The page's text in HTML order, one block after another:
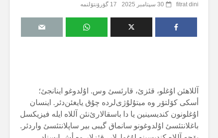
fitrat dini 30 سپتامبر 2025 17 گؤرۆنتۆلنمە
آللاهئن اۇغلو، قئزئ، قارئسئ وس. اۇلدوغو اینانجئ؛
أسکی کۆلتۆر وە میتۇلۇژی‌لردە چۇق یایغئن‌دئر. اینسان
اۇغلونون کندیسینین یا دا باسقالارئ‌نئن آللاە ایلە فیزیکسل
باغلانتئسئ اۇلدوغونو سانماق گیبی بیر ساپلانتئسئ واردئر.